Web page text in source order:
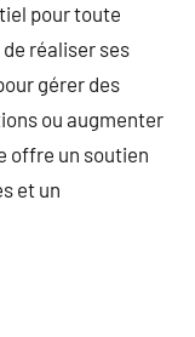
pour toute
réaliser ses
gérer des
ou augmenter
offre un soutien
et un